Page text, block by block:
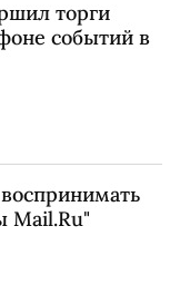
торги
событий в
Mail.Ru"